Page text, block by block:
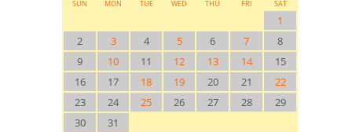
SUN MON TUE WED THU FRI SAT
1
2
3 4 5 6 7
8
9
10 11 12 13 14
15
16
17 18 19 20 21
22
23
24 25 26 27 28
29
30
31